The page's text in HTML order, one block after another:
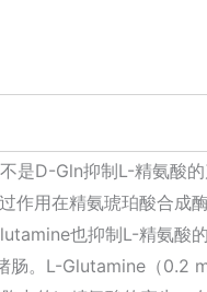
是D-Gln抑制L-精氨酸
用在精氨琥珀酸合成
也抑制L-精氨酸
肠。L-Glutamine（0.2